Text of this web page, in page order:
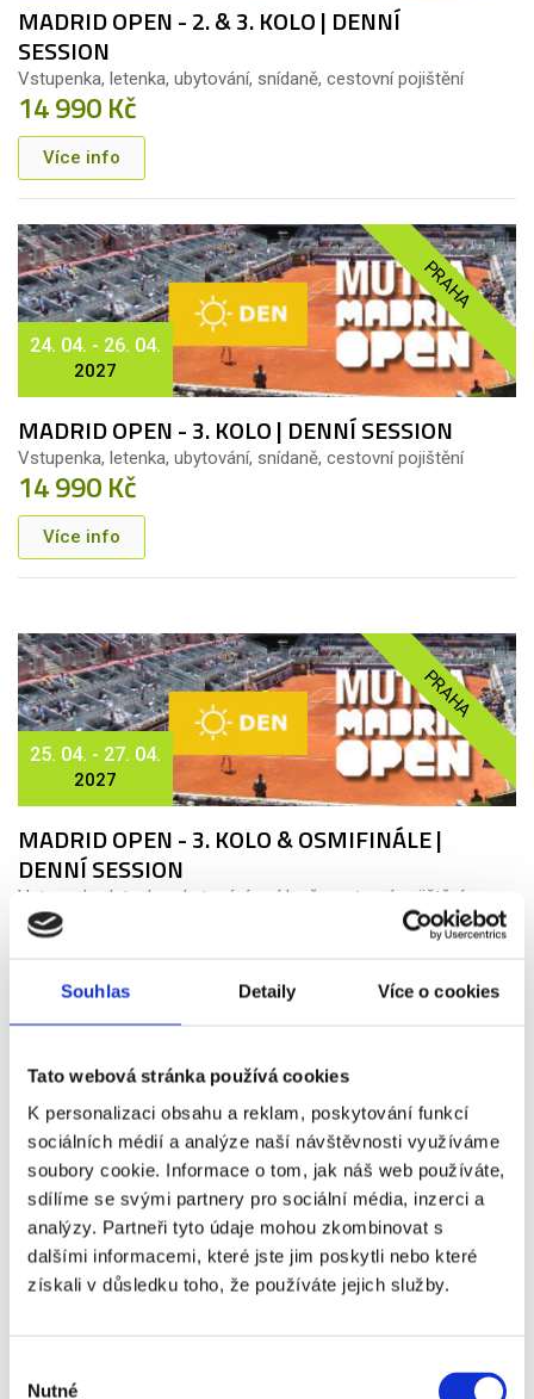
Souhlas Detaily Více o cookies
Tato webová stránka používá cookies
K personalizaci obsahu a reklam, poskytování funkcí
sociálních médií a analýze naší návštěvnosti využíváme
soubory cookie. Informace o tom, jak náš web používáte,
sdílíme se svými partnery pro sociální média, inzerci a
analýzy. Partneři tyto údaje mohou zkombinovat s
dalšími informacemi, které jste jim poskytli nebo které
získali v důsledku toho, že používáte jejich služby.
Nutné
MADRID OPEN - 2. & 3. KOLO | DENNÍ
SESSION
Vstupenka, letenka, ubytování, snídaně, cestovní pojištění
14 990 Kč
Více info
PRAHA
24. 04. - 26. 04.
2027
MADRID OPEN - 3. KOLO | DENNÍ SESSION
Vstupenka, letenka, ubytování, snídaně, cestovní pojištění
14 990 Kč
Více info
PRAHA
25. 04. - 27. 04.
2027
MADRID OPEN - 3. KOLO & OSMIFINÁLE |
DENNÍ SESSION
Vstupenka, letenka, ubytování, snídaně, cestovní pojištění
14 890 Kč
PRAHA
26. 04. - 28. 04.
MADRID OPEN - OSMIFINÁLE MUŽI A
ČTVRTFINÁLE ŽENY | DENNÍ SESSION
Více info